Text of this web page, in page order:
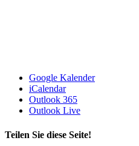
Google Kalender
iCalendar
Outlook 365
Outlook Live
Teilen Sie diese Seite!